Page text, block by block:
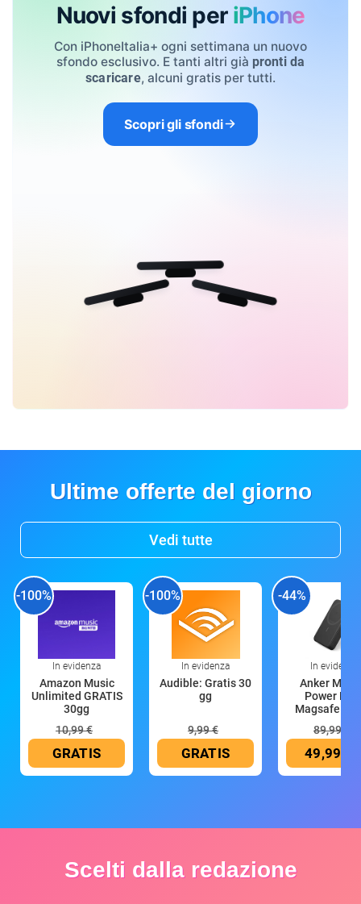
Nuovi sfondi per iPhone
Con iPhoneItalia+ ogni settimana un nuovo
sfondo esclusivo. E tanti altri già pronti da
scaricare, alcuni gratis per tutti.
Scopri gli sfondi
Ultime offerte del giorno
Vedi tutte
-100%
In evidenza
Amazon Music
Unlimited GRATIS
30gg
10,99 €
GRATIS
-100%
In evidenza
Audible: Gratis 30
gg
9,99 €
GRATIS
-44%
In evidenza
Anker
Power
Magsafe
89,99 €
49,99 €
Scelti dalla redazione